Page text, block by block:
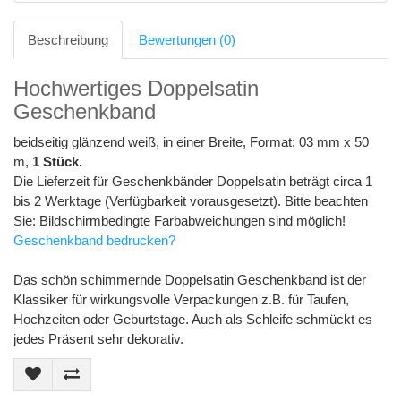
Beschreibung Bewertungen (0)
Hochwertiges Doppelsatin
Geschenkband
beidseitig glänzend weiß, in einer Breite, Format: 03 mm x 50
m, 1 Stück.
Die Lieferzeit für Geschenkbänder Doppelsatin beträgt circa 1
bis 2 Werktage (Verfügbarkeit vorausgesetzt). Bitte beachten
Sie: Bildschirmbedingte Farbabweichungen sind möglich!
Geschenkband bedrucken?
Das schön schimmernde Doppelsatin Geschenkband ist der
Klassiker für wirkungsvolle Verpackungen z.B. für Taufen,
Hochzeiten oder Geburtstage. Auch als Schleife schmückt es
jedes Präsent sehr dekorativ.